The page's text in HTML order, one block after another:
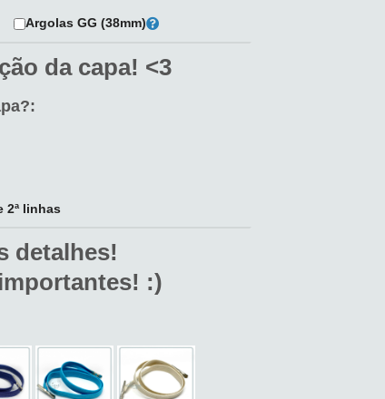
Argolas GG (38mm)
da capa! <3
2ª linhas
detalhes!
:)